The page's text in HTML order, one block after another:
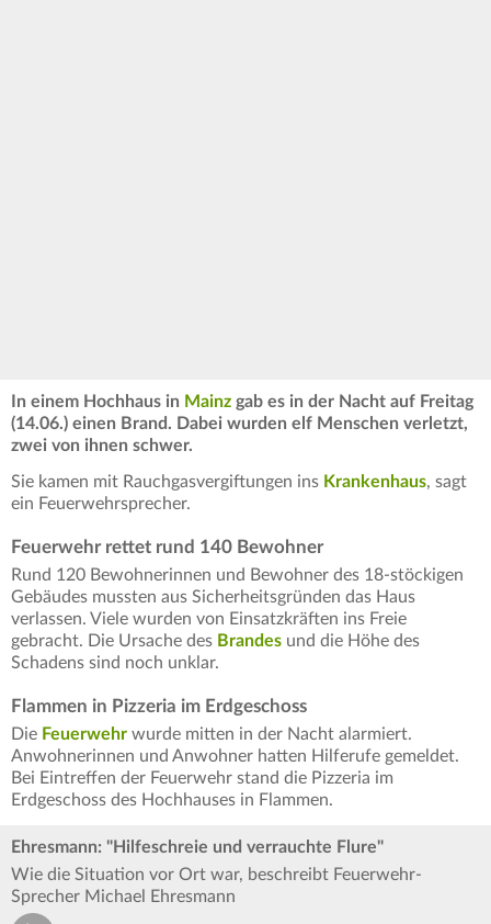
In einem Hochhaus in Mainz gab es in der Nacht auf Freitag
(14.06.) einen Brand. Dabei wurden elf Menschen verletzt,
zwei von ihnen schwer.
Sie kamen mit Rauchgasvergiftungen ins Krankenhaus, sagt
ein Feuerwehrsprecher.
Feuerwehr rettet rund 140 Bewohner
Rund 120 Bewohnerinnen und Bewohner des 18-stöckigen
Gebäudes mussten aus Sicherheitsgründen das Haus
verlassen. Viele wurden von Einsatzkräften ins Freie
gebracht. Die Ursache des Brandes und die Höhe des
Schadens sind noch unklar.
Flammen in Pizzeria im Erdgeschoss
Die Feuerwehr wurde mitten in der Nacht alarmiert.
Anwohnerinnen und Anwohner hatten Hilferufe gemeldet.
Bei Eintreffen der Feuerwehr stand die Pizzeria im
Erdgeschoss des Hochhauses in Flammen.
Ehresmann: "Hilfeschreie und verrauchte Flure"
Wie die Situation vor Ort war, beschreibt Feuerwehr-
Sprecher Michael Ehresmann